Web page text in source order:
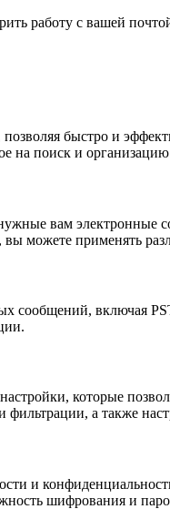
работу с вашей
быстро и
на поиск и
вам электронные
можете применять
сообщений, включая
которые
а также
и
шифрования и